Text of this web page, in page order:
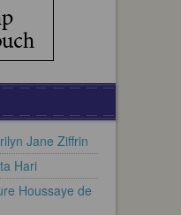
Jane Ziffrin
Hari
Houssaye de